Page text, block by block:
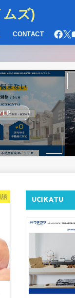
ズ)
CONTACT
LP
語 UCIKATU